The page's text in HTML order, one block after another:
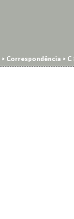
> Correspondência > C